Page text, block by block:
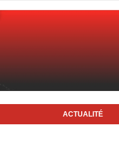
ACTUALITÉ